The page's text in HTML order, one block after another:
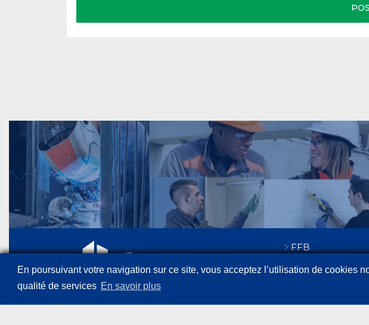
FFB
En poursuivant votre navigation sur ce site, vous acceptez l’utilisation de cookies
qualité de services En savoir plus